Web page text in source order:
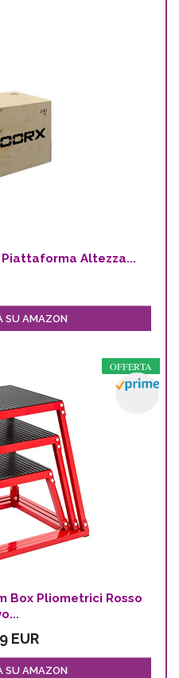
Piattaforma Altezza...
SU AMAZON
OFFERTA
Box Pliometrici Rosso
EUR
SU AMAZON